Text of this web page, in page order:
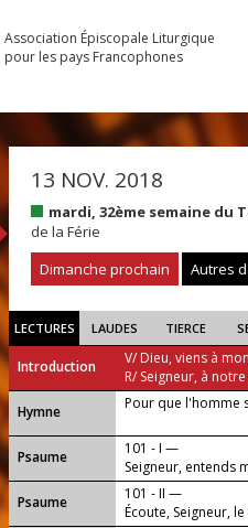
Association Épiscopale Liturgique
pour les pays Francophones
13 NOV. 2018
mardi, 32ème semaine du
de la Férie
Dimanche prochain
Autres
LECTURES LAUDES TIERCE
Introduction
V/ Dieu, viens à
R/ Seigneur, à
...
Hymne Pour que l'homme
Psaume
101 - I —
Seigneur, entends
Psaume
101 - II —
Écoute, Seigneur,